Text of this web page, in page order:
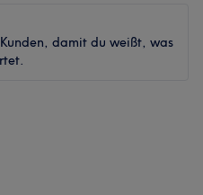
damit du weißt, was